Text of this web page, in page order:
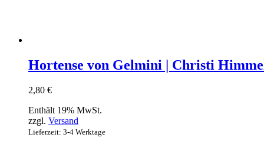
Hortense von Gelmini | Christi
2,80 €
Enthält 19% MwSt.
zzgl. Versand
Lieferzeit: 3-4 Werktage